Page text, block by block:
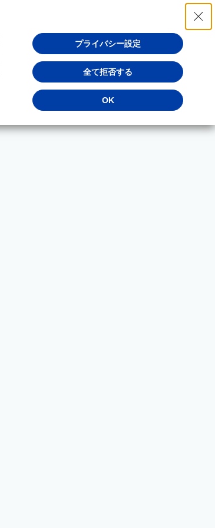
プライバシー設定
全て拒否する
OK